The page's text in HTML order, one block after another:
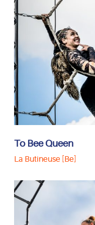
B
e
Q
e
e
n
To Bee Queen
La Butineuse [Be]
L
e